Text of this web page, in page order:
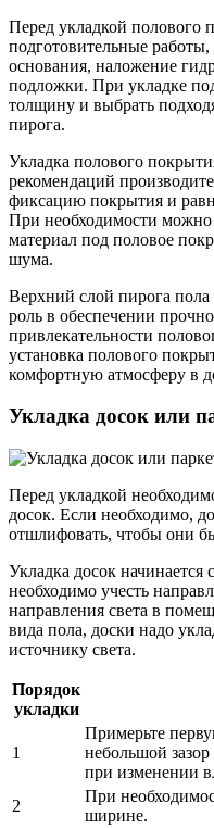
Перед укладкой полового
подготовительные
основания, наложение
подложки. При укладке
толщину и выбрать
пирога.
Укладка полового
рекомендаций
фиксацию покрытия и
При необходимости можно
материал под половое
шума.
Верхний слой пирога
роль в обеспечении
привлекательности
установка полового
комфортную атмосферу в
Укладка досок или
Перед укладкой
досок. Если необходимо,
отшлифовать, чтобы они
Укладка досок
необходимо учесть
направления света в
вида пола, доски надо
источнику света.
Порядок
укладки
1
Примерьте
небольшой
при изменении
2
При
ширине.